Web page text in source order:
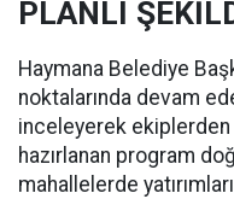
PLANLI
Haymana Belediye
noktalarında devam
inceleyerek ekiplerden
hazırlanan program
mahallelerde